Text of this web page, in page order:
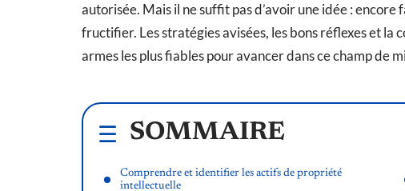
autorisée. Mais il ne suffit pas d’avoir une idée :
fructifier. Les stratégies avisées, les bons réflexes et la
armes les plus fiables pour avancer dans ce champ de
SOMMAIRE
Comprendre et identifier les actifs de propriété
intellectuelle